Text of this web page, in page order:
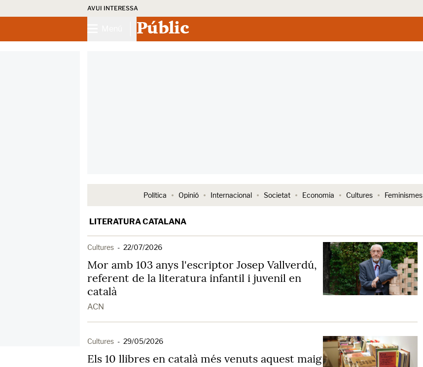
AVUI INTERESSA
Públic
Política Opinió Internacional Societat Economia Cultures Feminismes
LITERATURA CATALANA
Cultures - 22/07/2026
Mor amb 103 anys l'escriptor Josep Vallverdú,
referent de la literatura infantil i juvenil en
català
ACN
Cultures - 29/05/2026
Els 10 llibres en català més venuts aquest maig